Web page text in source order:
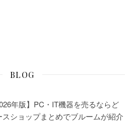
BLOG
年版】PC・IT機器を売るならど
ショップまとめでブルームが紹介